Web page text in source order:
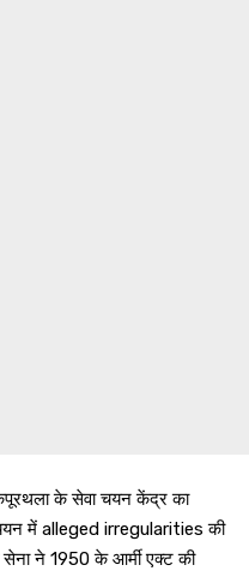
के सेवा चयन केंद्र का
चयन में alleged irregularities की
सेना ने 1950 के आर्मी एक्ट की